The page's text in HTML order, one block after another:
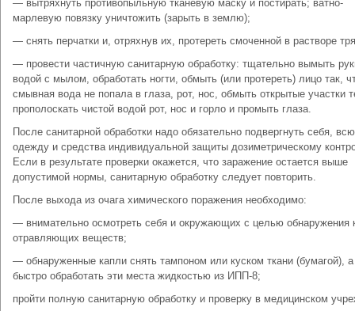
— вытряхнуть противопыльную тканевую маску и постирать; ватно-
марлевую повязку уничтожить (зарыть в землю);
— снять перчатки и, отряхнув их, протереть смоченной в растворе
— провести частичную санитарную обработку: тщательно вымыть
водой с мылом, обработать ногти, обмыть (или протереть) лицо так,
смывная вода не попала в глаза, рот, нос, обмыть открытые участки
прополоскать чистой водой рот, нос и горло и промыть глаза.
После санитарной обработки надо обязательно подвергнуть себя, всю
одежду и средства индивидуальной защиты дозиметрическому
Если в результате проверки окажется, что заражение остается выше
допустимой нормы, санитарную обработку следует повторить.
После выхода из очага химического поражения необходимо:
— внимательно осмотреть себя и окружающих с целью обнаружения
отравляющих веществ;
— обнаруженные капли снять тампоном или куском ткани (бумагой),
быстро обработать эти места жидкостью из ИПП-8;
пройти полную санитарную обработку и проверку в медицинском